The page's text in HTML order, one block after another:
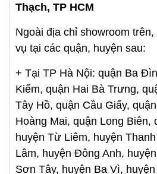
Thạch, TP HCM
Ngoài địa chỉ showroom
vụ tại các quận, huyện sau:
+ Tại TP Hà Nội: quận Ba
Kiếm, quận Hai Bà Trưng,
Tây Hồ, quận Cầu Giấy,
Hoàng Mai, quận Long Biên,
huyện Từ Liêm, huyện
Lâm, huyện Đông Anh,
Sơn Tây, huyện Ba Vì,